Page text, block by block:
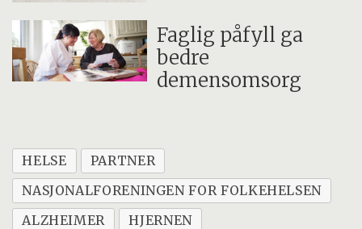
Faglig påfyll ga
bedre
demensomsorg
HELSE
PARTNER
NASJONALFORENINGEN FOR FOLKEHELSEN
ALZHEIMER
HJERNEN